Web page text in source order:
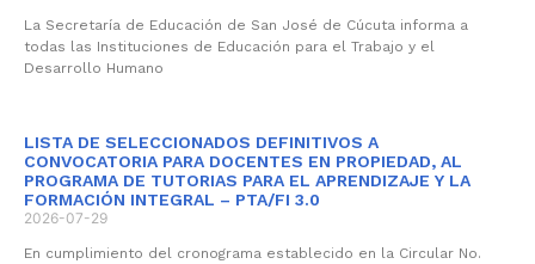
La Secretaría de Educación de San José de Cúcuta informa a
todas las Instituciones de Educación para el Trabajo y el
Desarrollo Humano
LISTA DE SELECCIONADOS DEFINITIVOS A
CONVOCATORIA PARA DOCENTES EN PROPIEDAD, AL
PROGRAMA DE TUTORIAS PARA EL APRENDIZAJE Y LA
FORMACIÓN INTEGRAL – PTA/FI 3.0
2026-07-29
En cumplimiento del cronograma establecido en la Circular No.